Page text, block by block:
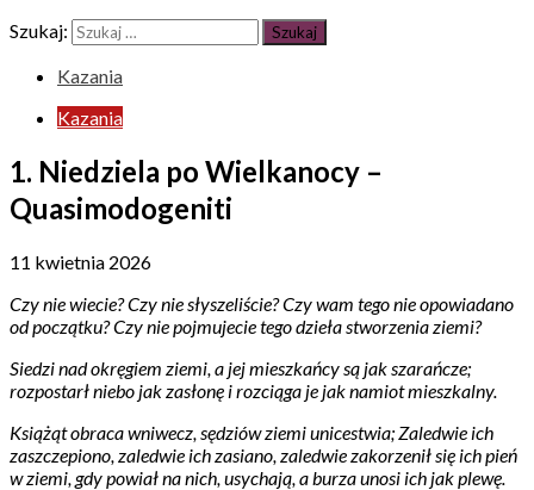
Szukaj:
Kazania
Kazania
1. Niedziela po Wielkanocy –
Quasimodogeniti
11 kwietnia 2026
Czy nie wiecie? Czy nie słyszeliście? Czy wam tego nie opowiadano
od początku? Czy nie pojmujecie tego dzieła stworzenia ziemi?
Siedzi nad okręgiem ziemi, a jej mieszkańcy są jak szarańcze;
rozpostarł niebo jak zasłonę i rozciąga je jak namiot mieszkalny.
Książąt obraca wniwecz, sędziów ziemi unicestwia; Zaledwie ich
zaszczepiono, zaledwie ich zasiano, zaledwie zakorzenił się ich pień
w ziemi, gdy powiał na nich, usychają, a burza unosi ich jak plewę.